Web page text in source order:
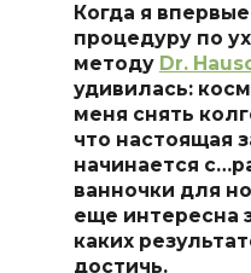
Когда я
процедуру по
методу Dr.
удивилась:
меня снять
что настоящая
начинается
ванночки для
еще интересна
каких
достичь.